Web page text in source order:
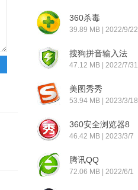
360杀毒
39.89 MB | 2022/9/22
搜狗拼音输入法
47.12 MB | 2022/7/31
美图秀秀
53.94 MB | 2023/3/18
360安全浏览器8
46.42 MB | 2023/3/7
腾讯QQ
72.06 MB | 2022/6/1